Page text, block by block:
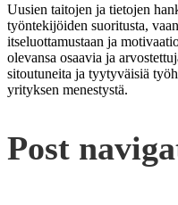
Uusien taitojen ja tietojen
työntekijöiden suoritusta,
itseluottamustaan ja
olevansa osaavia ja
sitoutuneita ja tyytyväisiä
yrityksen menestystä.
Post